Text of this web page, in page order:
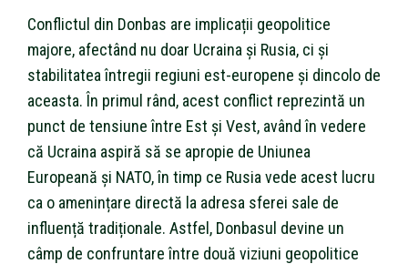
Conflictul din Donbas are implicații geopolitice
majore, afectând nu doar Ucraina și Rusia, ci și
stabilitatea întregii regiuni est-europene și dincolo de
aceasta. În primul rând, acest conflict reprezintă un
punct de tensiune între Est și Vest, având în vedere
că Ucraina aspiră să se apropie de Uniunea
Europeană și NATO, în timp ce Rusia vede acest lucru
ca o amenințare directă la adresa sferei sale de
influență tradiționale. Astfel, Donbasul devine un
câmp de confruntare între două viziuni geopolitice